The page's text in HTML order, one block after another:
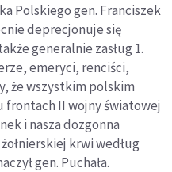
Polskiego gen. Franciszek
deprecjonuje się
generalnie zasług 1.
emeryci, renciści,
że wszystkim polskim
frontach II wojny światowej
i nasza dozgonna
krwi według
gen. Puchała.